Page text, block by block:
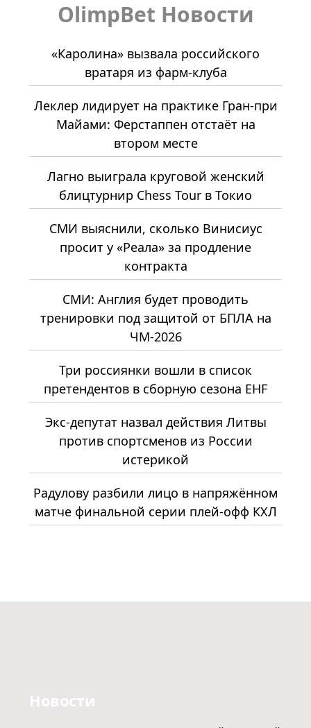
OlimpBet Новости
«Каролина» вызвала российского
вратаря из фарм-клуба
Леклер лидирует на практике Гран-при
Майами: Ферстаппен отстаёт на
втором месте
Лагно выиграла круговой женский
блицтурнир Chess Tour в Токио
СМИ выяснили, сколько Винисиус
просит у «Реала» за продление
контракта
СМИ: Англия будет проводить
тренировки под защитой от БПЛА на
ЧМ-2026
Три россиянки вошли в список
претендентов в сборную сезона EHF
Экс-депутат назвал действия Литвы
против спортсменов из России
истерикой
Радулову разбили лицо в напряжённом
матче финальной серии плей-офф КХЛ
Новости